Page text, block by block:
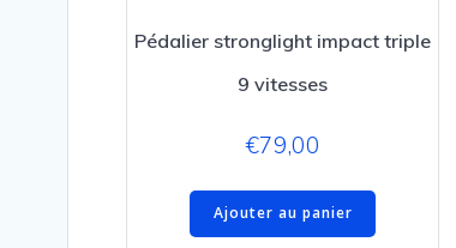
Pédalier stronglight impact triple
9 vitesses
€79,00
Ajouter au panier